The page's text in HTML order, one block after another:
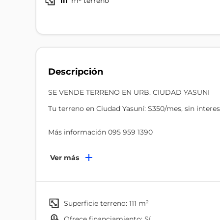
Descripción
SE VENDE TERRENO EN URB. CIUDAD YASUNI
Tu terreno en Ciudad Yasuní: $350/mes, sin
Más información 095 959 1390
Desde $3.000 de entrada puedes asegurar un
inundaciones y con una plusvalía que crece sola.
Ver más
superficie terreno: 111 m²